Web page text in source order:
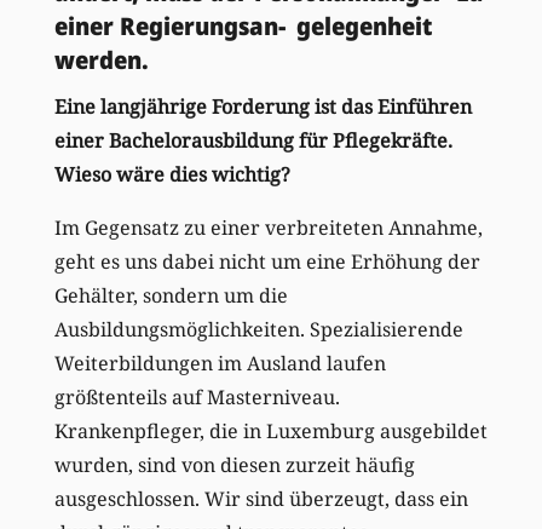
einer Regierungsan- gelegenheit
werden.
Eine langjährige Forderung ist das Einführen
einer Bachelorausbildung für Pflegekräfte.
Wieso wäre dies wichtig?
Im Gegensatz zu einer verbreiteten Annahme,
geht es uns dabei nicht um eine Erhöhung der
Gehälter, sondern um die
Ausbildungsmöglichkeiten. Spezialisierende
Weiterbildungen im Ausland laufen
größtenteils auf Masterniveau.
Krankenpfleger, die in Luxemburg ausgebildet
wurden, sind von diesen zurzeit häufig
ausgeschlossen. Wir sind überzeugt, dass ein